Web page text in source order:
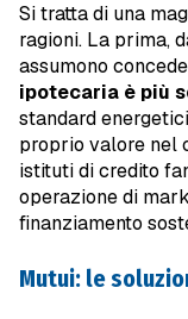
Si tratta di una
ragioni. La prima,
assumono
ipotecaria è più
standard
proprio valore nel
istituti di credito
operazione di
finanziamento
Mutui: le